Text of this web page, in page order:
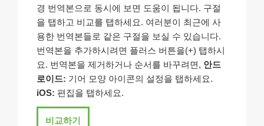
경 번역본으로 동시에 보면 도움이 됩니다. 구절
을 탭하고 비교를 탭하세요. 여러분이 최근에 사
용한 번역본들로 같은 구절을 보실 수 있습니다.
번역본을 추가하시려면 플러스 버튼을(+) 탭하시
요. 번역본을 제거하거나 순서를 바꾸려면, 안드
로이드: 기어 모양 아이콘의 설정을 탭하세요.
iOS: 편집을 탭하세요.
비교하기